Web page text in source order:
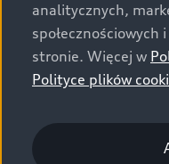
są wykonywane z
względem możliwości
określone w normie
europejskimi
o.o. podlega
użytkownikom
analitycznych,
społecznościowych
stronie. Więcej w
Polityce plików